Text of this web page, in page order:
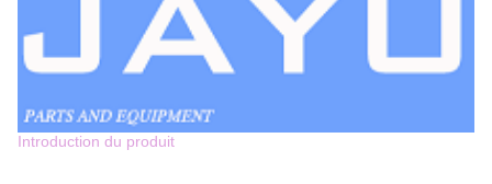
Introduction du produit